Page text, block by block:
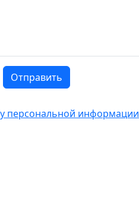
Отправить
персональной информации